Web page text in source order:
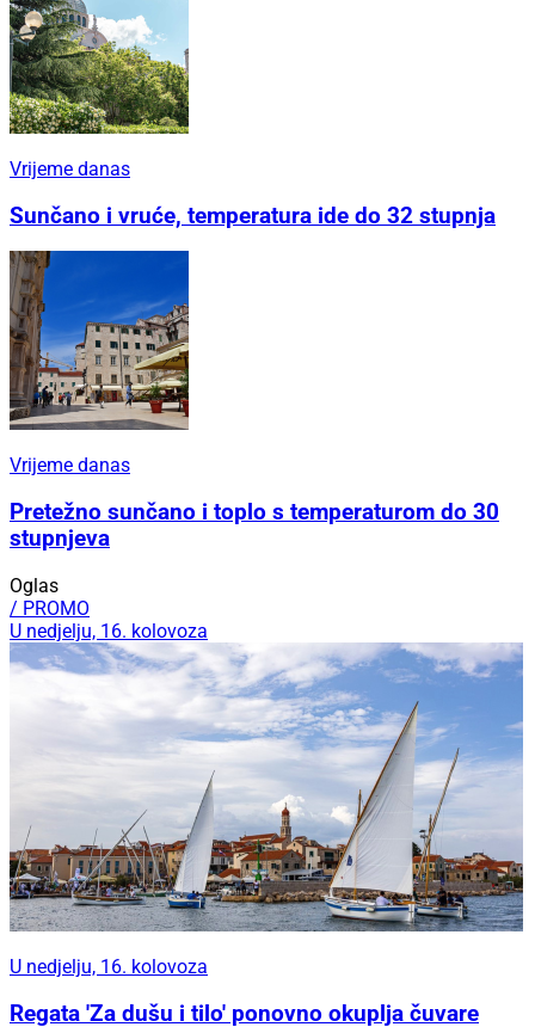
Vrijeme danas
Sunčano i vruće, temperatura ide do 32 stupnja
Vrijeme danas
Pretežno sunčano i toplo s temperaturom do 30
stupnjeva
Oglas
/ PROMO
U nedjelju, 16. kolovoza
U nedjelju, 16. kolovoza
Regata 'Za dušu i tilo' ponovno okuplja čuvare